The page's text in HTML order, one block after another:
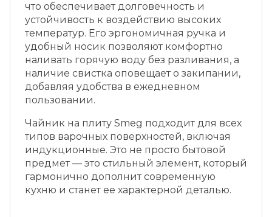
что обеспечивает долговечность и
устойчивость к воздействию высоких
температур. Его эргономичная ручка и
удобный носик позволяют комфортно
наливать горячую воду без разливания, а
наличие свистка оповещает о закипании,
добавляя удобства в ежедневном
пользовании.
Чайник на плиту Smeg подходит для всех
типов варочных поверхностей, включая
индукционные. Это не просто бытовой
предмет — это стильный элемент, который
гармонично дополнит современную
кухню и станет ее характерной деталью.